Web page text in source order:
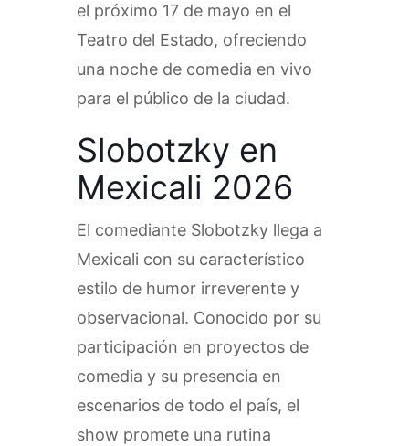
el próximo 17 de mayo en el
Teatro del Estado, ofreciendo
una noche de comedia en vivo
para el público de la ciudad.
Slobotzky en
Mexicali 2026
El comediante Slobotzky llega a
Mexicali con su característico
estilo de humor irreverente y
observacional. Conocido por su
participación en proyectos de
comedia y su presencia en
escenarios de todo el país, el
show promete una rutina